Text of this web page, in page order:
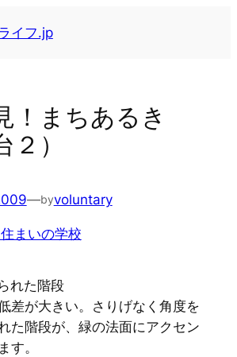
イフ.jp
！まちあるき
２）
—byvoluntary
まいの学校
れた階段
差が大きい。さりげなく角度を
た階段が、緑の法面にアクセン
す。